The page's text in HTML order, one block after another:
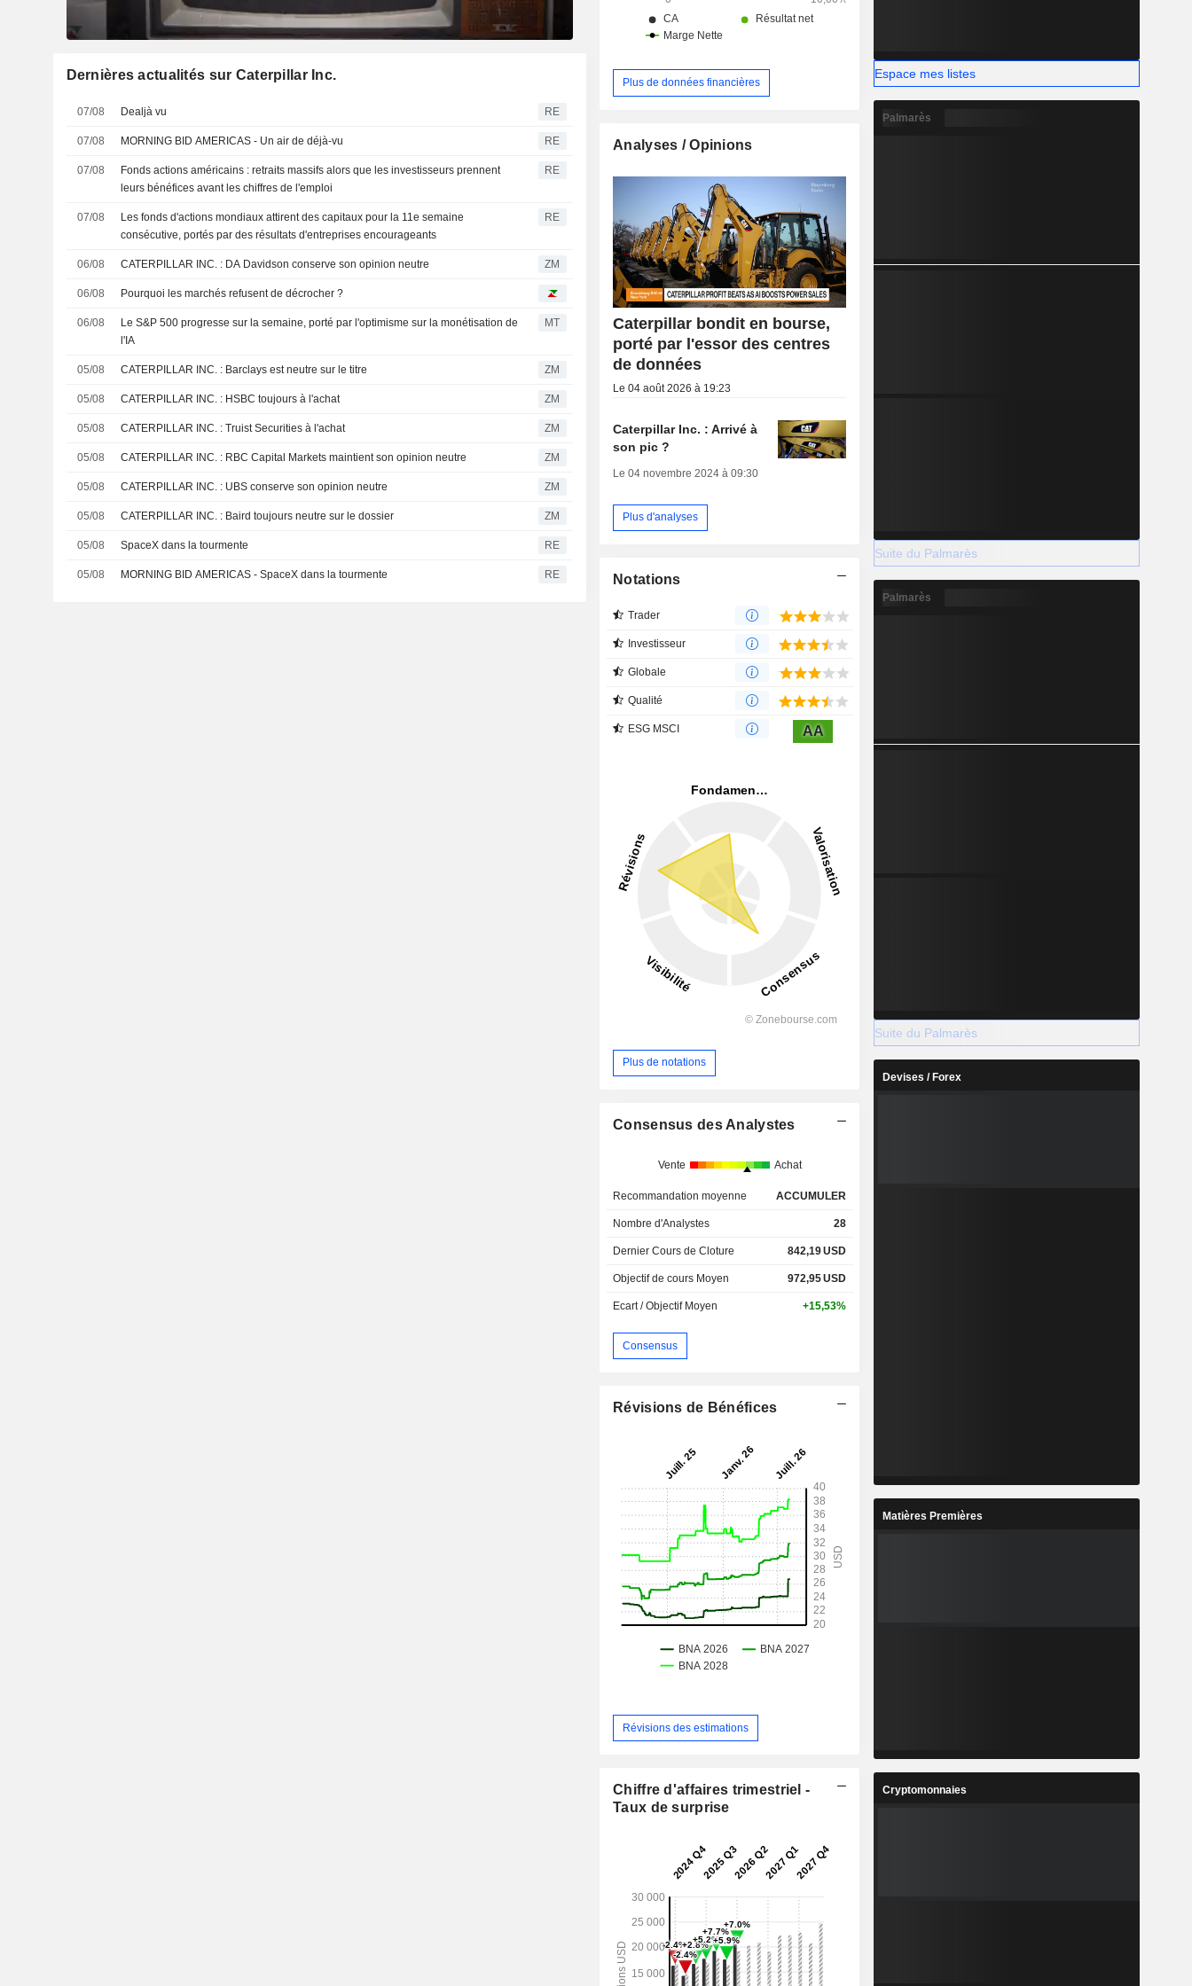
Dernières actualités sur Caterpillar Inc.
07/08 Dealjà vu RE
07/08 MORNING BID AMERICAS - Un air de déjà-vu RE
07/08
Fonds actions américains : retraits massifs alors que les investisseurs prennent
leurs bénéfices avant les chiffres de l'emploi
RE
07/08
Les fonds d'actions mondiaux attirent des capitaux pour la 11e semaine
consécutive, portés par des résultats d'entreprises encourageants
RE
06/08 CATERPILLAR INC. : DA Davidson conserve son opinion neutre ZM
06/08 Pourquoi les marchés refusent de décrocher ?
06/08
Le S&P 500 progresse sur la semaine, porté par l'optimisme sur la monétisation de
l'IA
MT
05/08 CATERPILLAR INC. : Barclays est neutre sur le titre ZM
05/08 CATERPILLAR INC. : HSBC toujours à l'achat ZM
05/08 CATERPILLAR INC. : Truist Securities à l'achat ZM
05/08 CATERPILLAR INC. : RBC Capital Markets maintient son opinion neutre ZM
05/08 CATERPILLAR INC. : UBS conserve son opinion neutre ZM
05/08 CATERPILLAR INC. : Baird toujours neutre sur le dossier ZM
05/08 SpaceX dans la tourmente RE
05/08 MORNING BID AMERICAS - SpaceX dans la tourmente RE
Plus de données financières
Analyses / Opinions
Caterpillar bondit en bourse,
porté par l'essor des centres
de données
Le 04 août 2026 à 19:23
Caterpillar Inc. : Arrivé à
son pic ?
Le 04 novembre 2024 à 09:30
Plus d'analyses
Notations
Trader
Investisseur
Globale
Qualité
ESG MSCI AA
Plus de notations
Consensus des Analystes
Vente Achat
Recommandation moyenne ACCUMULER
Nombre d'Analystes 28
Dernier Cours de Cloture 842,19USD
Objectif de cours Moyen 972,95USD
Ecart / Objectif Moyen +15,53%
Consensus
Révisions de Bénéfices
Révisions des estimations
Chiffre d'affaires trimestriel -
Taux de surprise
Espace mes listes
Palmarès
Suite du Palmarès
Palmarès
Suite du Palmarès
Devises / Forex
Matières Premières
Cryptomonnaies